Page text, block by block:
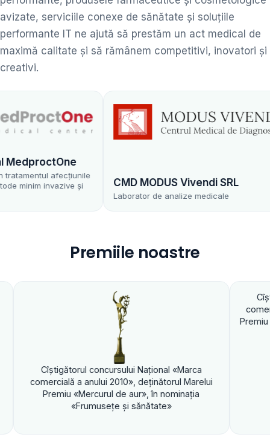
avizate, serviciile conexe de sănătate și soluțiile
performante IT ne ajută să prestăm un act medical de
maximă calitate și să rămânem competitivi, inovatori și
creativi.
afecțiunile
invazive și
CMD MODUS Vivendi SRL
Laborator de analize medicale
Premiile noastre
concursului Naţional «Marca
a anului 2010», deţinătorul Marelui
«Mercurul de aur», în nominaţia
«Frumuseţe şi sănătate»
Cîştigătorul
comercială a
Premiu «Mercurul de